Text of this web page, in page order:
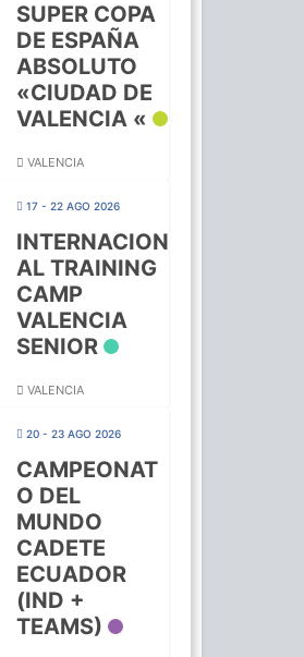
SUPER COPA
DE ESPAÑA
ABSOLUTO
«CIUDAD DE
VALENCIA «
VALENCIA
17 - 22 AGO 2026
INTERNACION
AL TRAINING
CAMP
VALENCIA
SENIOR
VALENCIA
20 - 23 AGO 2026
CAMPEONAT
O DEL
MUNDO
CADETE
ECUADOR
(IND +
TEAMS)